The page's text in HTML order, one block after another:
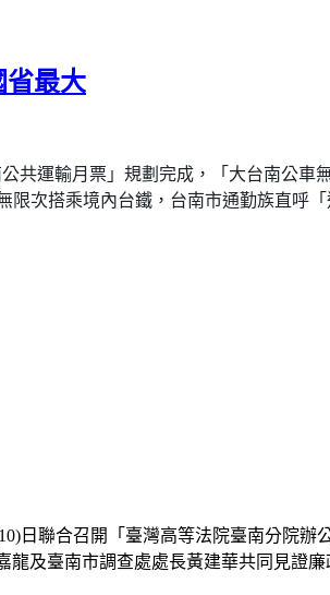
省最大
共運輸月票」規劃完成，「大台南公車
限次搭乘境內台鐵，台南市通勤族直呼
日聯合召開「臺灣高等法院臺南分院
及臺南市調查處處長黃建華共同見證